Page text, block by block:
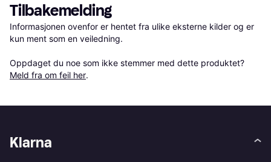
Tilbakemelding
Informasjonen ovenfor er hentet fra ulike eksterne kilder og er
kun ment som en veiledning.
Oppdaget du noe som ikke stemmer med dette produktet?
Meld fra om feil her.
Klarna